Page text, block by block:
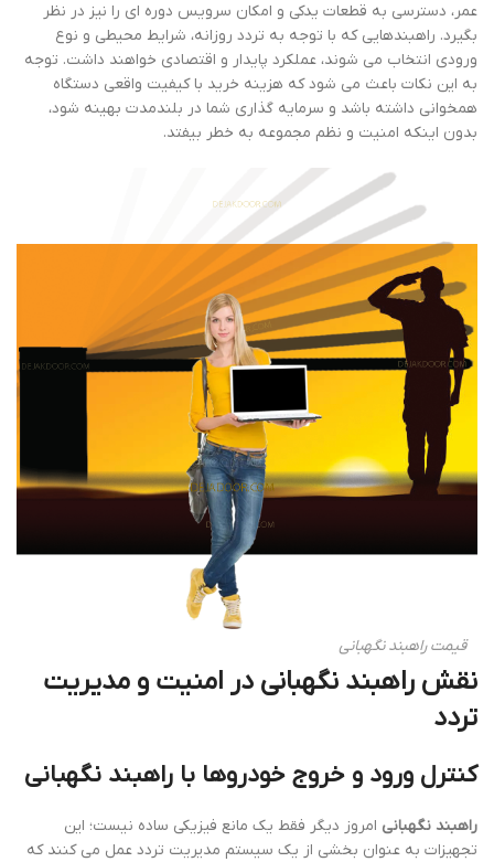
عمر، دسترسی به قطعات یدکی و امکان سرویس دوره ای را نیز در نظر
بگیرد. راهبندهایی که با توجه به تردد روزانه، شرایط محیطی و نوع
ورودی انتخاب می شوند، عملکرد پایدار و اقتصادی خواهند داشت. توجه
به این نکات باعث می شود که هزینه خرید با کیفیت واقعی دستگاه
همخوانی داشته باشد و سرمایه گذاری شما در بلندمدت بهینه شود،
بدون اینکه امنیت و نظم مجموعه به خطر بیفتد.
قیمت راهبند نگهبانی
نقش راهبند نگهبانی در امنیت و مدیریت
تردد
کنترل ورود و خروج خودروها با راهبند نگهبانی
راهبند نگهبانی امروز دیگر فقط یک مانع فیزیکی ساده نیست؛ این
تجهیزات به عنوان بخشی از یک سیستم مدیریت تردد عمل می کنند که